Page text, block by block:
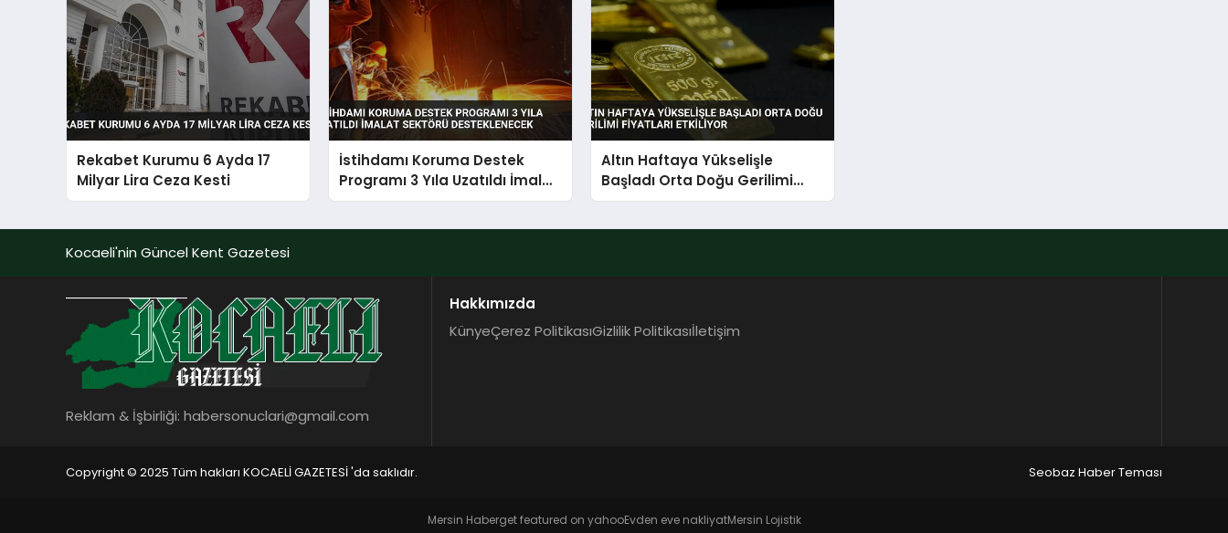
Rekabet Kurumu 6 Ayda 17
Milyar Lira Ceza Kesti
İstihdamı Koruma Destek
Programı 3 Yıla Uzatıldı İmalat
Sektörü Desteklenecek
Altın Haftaya Yükselişle
Başladı Orta Doğu Gerilimi
Fiyatları Etkiliyor
Kocaeli'nin Güncel Kent Gazetesi
Reklam & İşbirliği: habersonuclari@gmail.com
Hakkımızda
KünyeÇerez PolitikasıGizlilik Politikasıİletişim
Copyright © 2025 Tüm hakları KOCAELİ GAZETESİ 'da saklıdır. Seobaz Haber Teması
Mersin Haberget featured on yahooEvden eve nakliyatMersin Lojistik